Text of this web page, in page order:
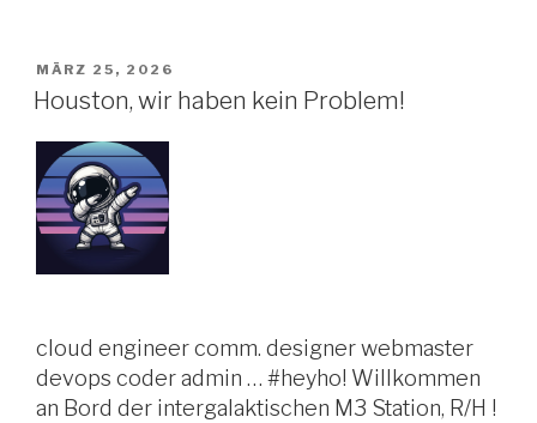
VERÖFFENTLICHT
AM
MÄRZ 25, 2026
Houston, wir haben kein Problem!
cloud engineer comm. designer webmaster
devops coder admin … #heyho! Willkommen
an Bord der intergalaktischen M3 Station, R/H !